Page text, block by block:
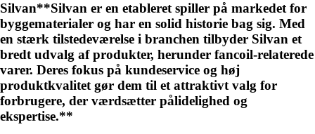
Silvan**Silvan er en etableret spiller på markedet for
byggematerialer og har en solid historie bag sig. Med
en stærk tilstedeværelse i branchen tilbyder Silvan et
bredt udvalg af produkter, herunder fancoil-relaterede
varer. Deres fokus på kundeservice og høj
produktkvalitet gør dem til et attraktivt valg for
forbrugere, der værdsætter pålidelighed og
ekspertise.**